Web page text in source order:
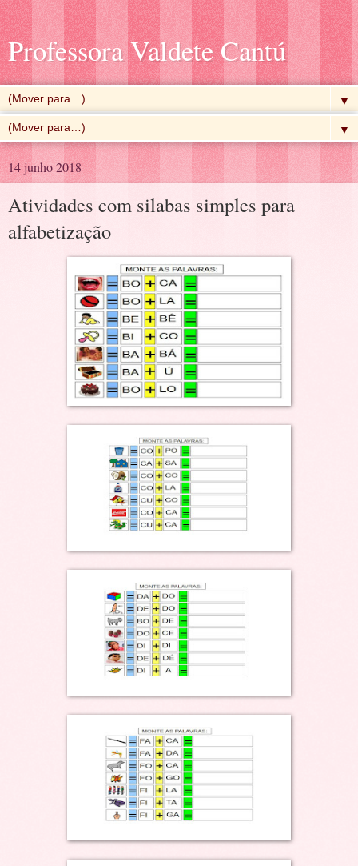
Professora Valdete Cantú
▼
▼
14 junho 2018
Atividades com silabas simples para
alfabetização